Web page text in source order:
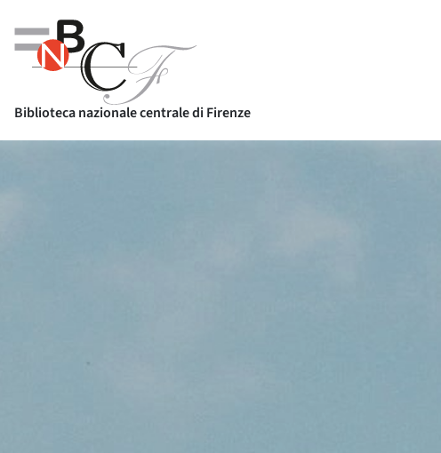
Biblioteca nazionale centrale di Firenze